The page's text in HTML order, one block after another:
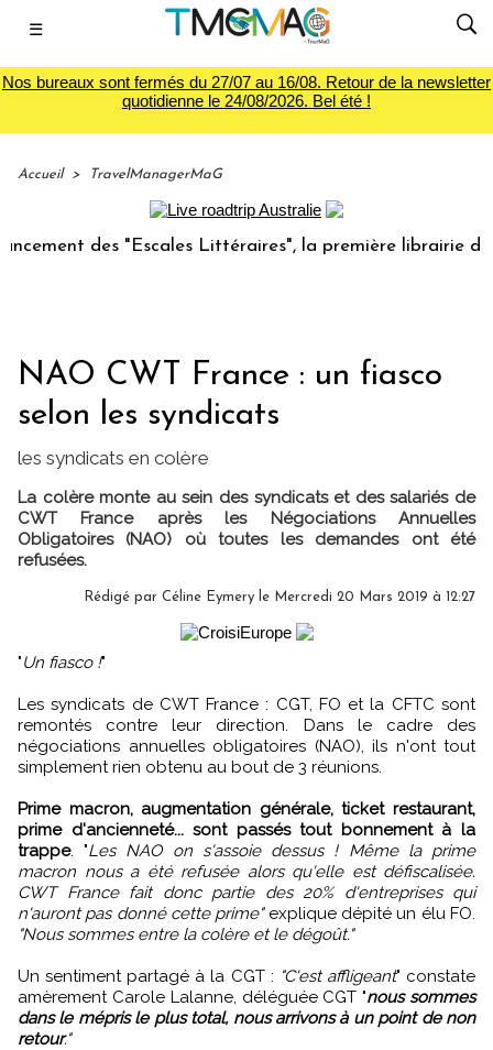
☰
Nos bureaux sont fermés du 27/07 au 16/08. Retour de la newsletter
quotidienne le 24/08/2026. Bel été !
Accueil > TravelManagerMaG
des "Escales Littéraires", la première librairie du
NAO CWT France : un fiasco
selon les syndicats
les syndicats en colère
La colère monte au sein des syndicats et des salariés de
CWT France après les Négociations Annuelles
Obligatoires (NAO) où toutes les demandes ont été
refusées.
Rédigé par Céline Eymery le Mercredi 20 Mars 2019 à 12:27
" Un fiasco !"
Les syndicats de CWT France : CGT, FO et la CFTC sont
remontés contre leur direction. Dans le cadre des
négociations annuelles obligatoires (NAO), ils n'ont tout
simplement rien obtenu au bout de 3 réunions.
Prime macron, augmentation générale, ticket restaurant,
prime d'ancienneté... sont passés tout bonnement à la
trappe. "Les NAO on s'assoie dessus ! Même la prime
macron nous a été refusée alors qu'elle est défiscalisée.
CWT France fait donc partie des 20% d'entreprises qui
n'auront pas donné cette prime"explique dépité un élu FO.
"Nous sommes entre la colère et le dégoût."
Un sentiment partagé à la CGT : "C'est affligeant" constate
amèrement Carole Lalanne, déléguée CGT "nous sommes
dans le mépris le plus total, nous arrivons à un point de non
retour."